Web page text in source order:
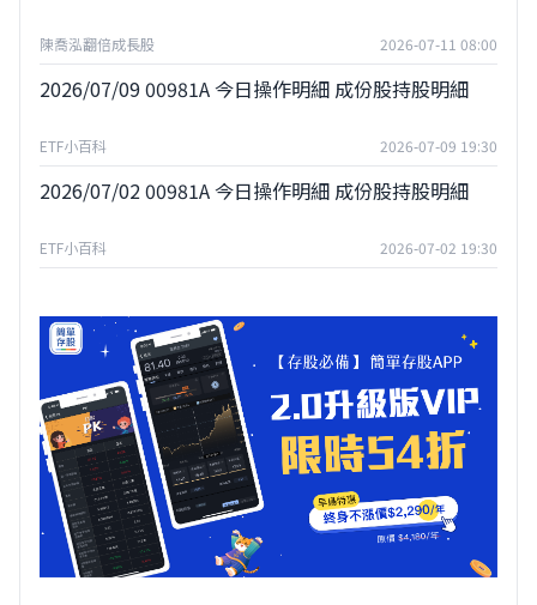
陳喬泓翻倍成長股 2026-07-11 08:00
2026/07/09 00981A 今日操作明細 成份股持股明細
ETF小百科 2026-07-09 19:30
2026/07/02 00981A 今日操作明細 成份股持股明細
ETF小百科 2026-07-02 19:30